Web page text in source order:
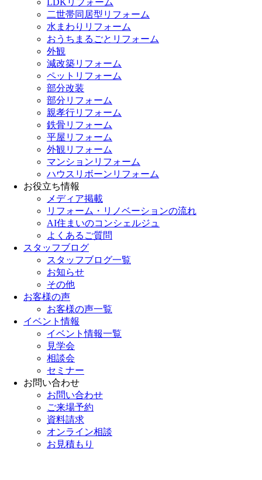
LDKリフォーム
二世帯同居型リフォーム
水まわりリフォーム
おうちまるごとリフォーム
外観
減改築リフォーム
ペットリフォーム
部分改装
部分リフォーム
親孝行リフォーム
鉄骨リフォーム
平屋リフォーム
外観リフォーム
マンションリフォーム
ハウスリボーンリフォーム
お役立ち情報
メディア掲載
リフォーム・リノベーションの流れ
AI住まいのコンシェルジュ
よくあるご質問
スタッフブログ
スタッフブログ一覧
お知らせ
その他
お客様の声
お客様の声一覧
イベント情報
イベント情報一覧
見学会
相談会
セミナー
お問い合わせ
お問い合わせ
ご来場予約
資料請求
オンライン相談
お見積もり